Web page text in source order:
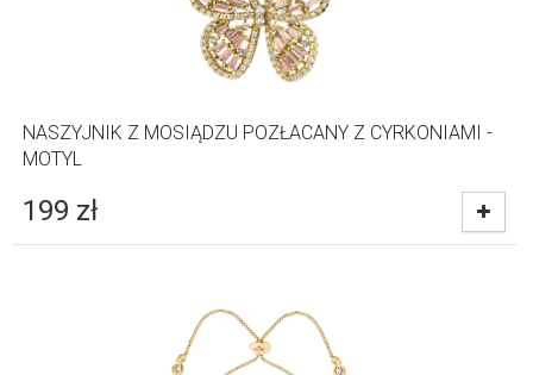
NASZYJNIK Z MOSIĄDZU POZŁACANY Z CYRKONIAMI -
MOTYL
199 zł